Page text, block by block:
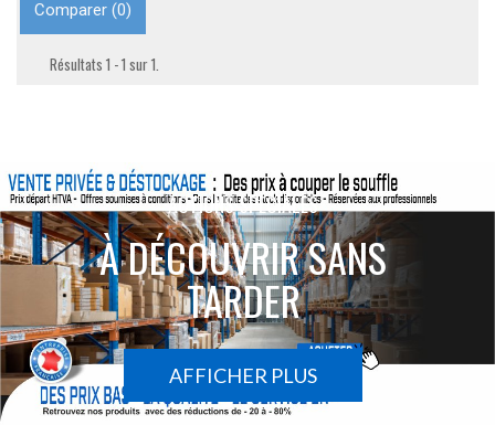
Comparer (0)
Résultats 1 - 1 sur 1.
ACTIONS SPÉCIALES
À DÉCOUVRIR SANS
TARDER
AFFICHER PLUS